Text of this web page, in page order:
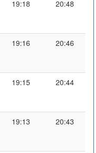
19:18 20:48
19:16 20:46
19:15 20:44
19:13 20:43